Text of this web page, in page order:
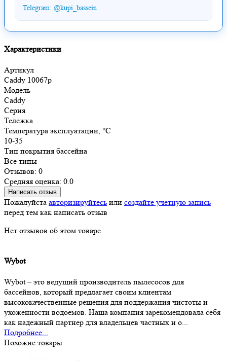
Telegram: @kupi_bassein
Характеристики
Артикул
Caddy 10067p
Модель
Caddy
Серия
Тележка
Температура эксплуатации, °С
10-35
Тип покрытия бассейна
Все типы
Отзывов: 0
Средняя оценка: 0.0
Написать отзыв
Пожалуйста авторизируйтесь или создайте учетную запись
перед тем как написать отзыв
Нет отзывов об этом товаре.
Wybot
Wybot – это ведущий производитель пылесосов для
бассейнов, который предлагает своим клиентам
высококачественные решения для поддержания чистоты и
ухоженности водоемов. Наша компания зарекомендовала себя
как надежный партнер для владельцев частных и о...
Подробнее...
Похожие товары